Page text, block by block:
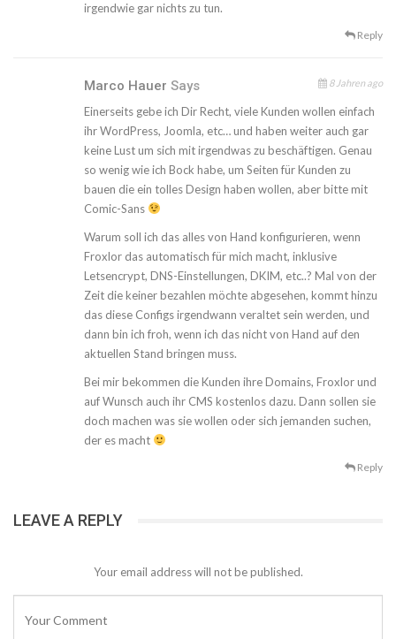
irgendwie gar nichts zu tun.
Reply
Marco Hauer Says 8 Jahren ago
Einerseits gebe ich Dir Recht, viele Kunden wollen einfach
ihr WordPress, Joomla, etc… und haben weiter auch gar
keine Lust um sich mit irgendwas zu beschäftigen. Genau
so wenig wie ich Bock habe, um Seiten für Kunden zu
bauen die ein tolles Design haben wollen, aber bitte mit
Comic-Sans
Warum soll ich das alles von Hand konfigurieren, wenn
Froxlor das automatisch für mich macht, inklusive
Letsencrypt, DNS-Einstellungen, DKIM, etc..? Mal von der
Zeit die keiner bezahlen möchte abgesehen, kommt hinzu
das diese Configs irgendwann veraltet sein werden, und
dann bin ich froh, wenn ich das nicht von Hand auf den
aktuellen Stand bringen muss.
Bei mir bekommen die Kunden ihre Domains, Froxlor und
auf Wunsch auch ihr CMS kostenlos dazu. Dann sollen sie
doch machen was sie wollen oder sich jemanden suchen,
der es macht
Reply
LEAVE A REPLY
Your email address will not be published.